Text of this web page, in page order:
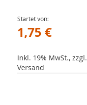
Startet von
1,75 €
Inkl. 19% MwSt., zzgl.
Versand